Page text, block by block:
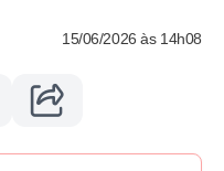
15/06/2026 às 14h08